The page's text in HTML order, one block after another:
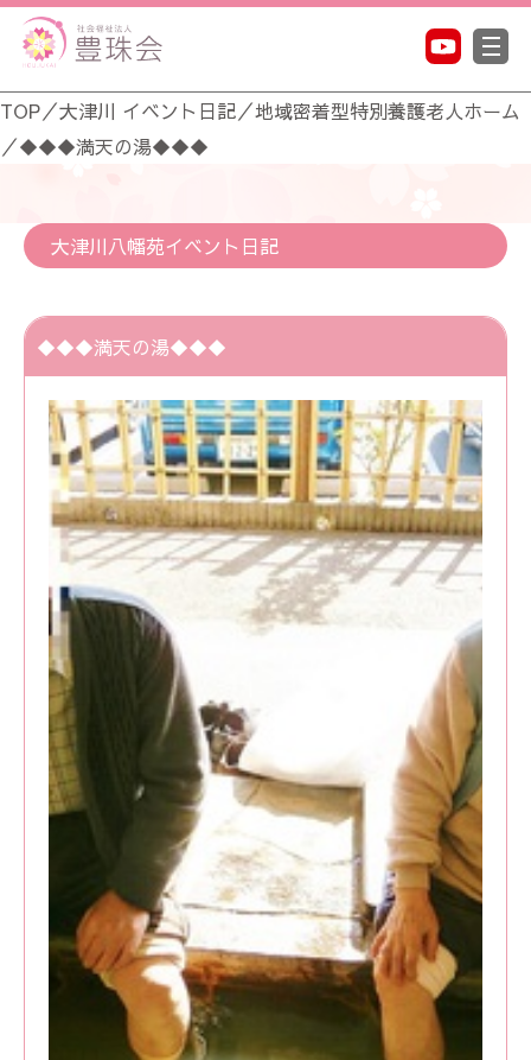
TOP／大津川 イベント日記／地域密着型特別養護老人ホーム
／◆◆◆満天の湯◆◆◆
大津川八幡苑イベント日記
◆◆◆満天の湯◆◆◆